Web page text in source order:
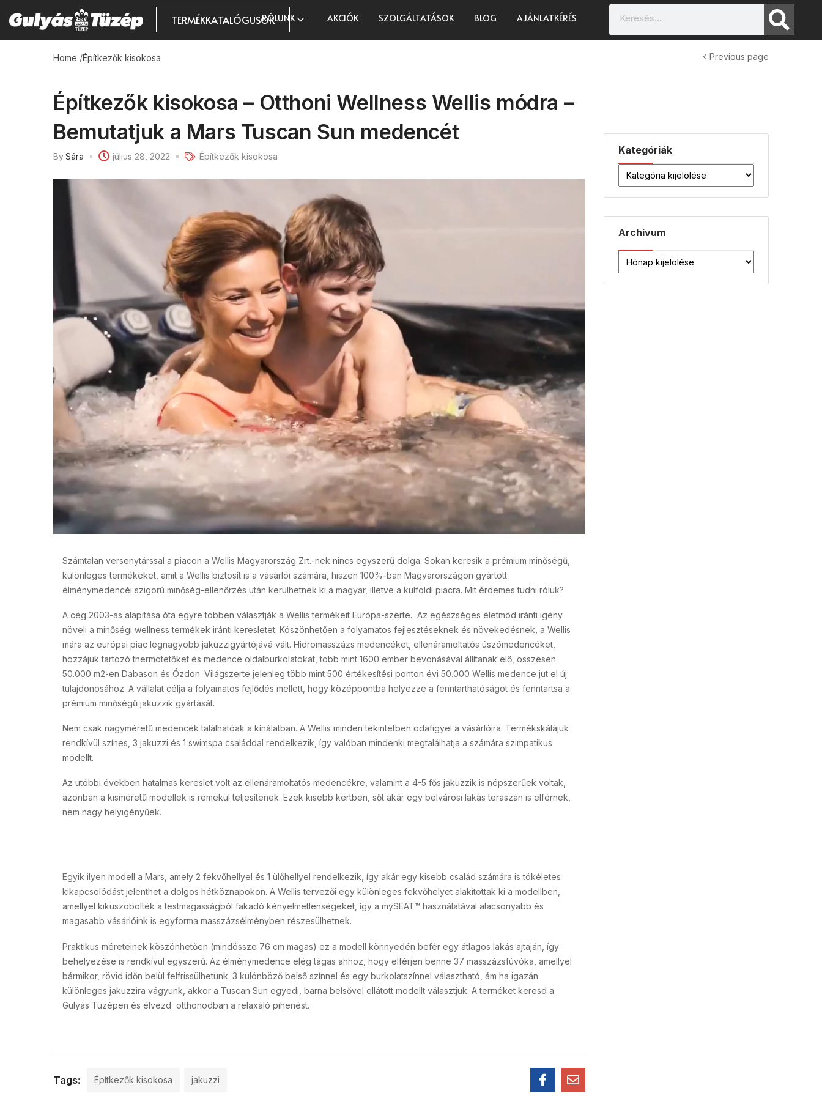
TERMÉKKATALÓGUSOKRÓLUNK AKCIÓK SZOLGÁLTATÁSOK BLOG AJÁNLATKÉRÉS
Home /Építkezők kisokosa Previous page
Kategóriák
Archívum
Építkezők kisokosa – Otthoni Wellness Wellis módra –
Bemutatjuk a Mars Tuscan Sun medencét
BySára július 28, 2022 Építkezők kisokosa
Számtalan versenytárssal a piacon a Wellis Magyarország Zrt.-nek nincs egyszerű dolga. Sokan keresik a prémium minőségű,
különleges termékeket, amit a Wellis biztosít is a vásárlói számára, hiszen 100%-ban Magyarországon gyártott
élménymedencéi szigorú minőség-ellenőrzés után kerülhetnek ki a magyar, illetve a külföldi piacra. Mit érdemes tudni róluk?
A cég 2003-as alapítása óta egyre többen választják a Wellis termékeit Európa-szerte. Az egészséges életmód iránti igény
növeli a minőségi wellness termékek iránti keresletet. Köszönhetően a folyamatos fejlesztéseknek és növekedésnek, a Wellis
mára az európai piac legnagyobb jakuzzigyártójává vált. Hidromasszázs medencéket, ellenáramoltatós úszómedencéket,
hozzájuk tartozó thermotetőket és medence oldalburkolatokat, több mint 1600 ember bevonásával állítanak elő, összesen
50.000 m2-en Dabason és Ózdon. Világszerte jelenleg több mint 500 értékesítési ponton évi 50.000 Wellis medence jut el új
tulajdonosához. A vállalat célja a folyamatos fejlődés mellett, hogy középpontba helyezze a fenntarthatóságot és fenntartsa a
prémium minőségű jakuzzik gyártását.
Nem csak nagyméretű medencék találhatóak a kínálatban. A Wellis minden tekintetben odafigyel a vásárlóira. Termékskálájuk
rendkívül színes, 3 jakuzzi és 1 swimspa családdal rendelkezik, így valóban mindenki megtalálhatja a számára szimpatikus
modellt.
Az utóbbi években hatalmas kereslet volt az ellenáramoltatós medencékre, valamint a 4-5 fős jakuzzik is népszerűek voltak,
azonban a kisméretű modellek is remekül teljesítenek. Ezek kisebb kertben, sőt akár egy belvárosi lakás teraszán is elférnek,
nem nagy helyigényűek.
Egyik ilyen modell a Mars, amely 2 fekvőhellyel és 1 ülőhellyel rendelkezik, így akár egy kisebb család számára is tökéletes
kikapcsolódást jelenthet a dolgos hétköznapokon. A Wellis tervezői egy különleges fekvőhelyet alakítottak ki a modellben,
amellyel kiküszöbölték a testmagasságból fakadó kényelmetlenségeket, így a mySEAT™ használatával alacsonyabb és
magasabb vásárlóink is egyforma masszázsélményben részesülhetnek.
Praktikus méreteinek köszönhetően (mindössze 76 cm magas) ez a modell könnyedén befér egy átlagos lakás ajtaján, így
behelyezése is rendkívül egyszerű. Az élménymedence elég tágas ahhoz, hogy elférjen benne 37 masszázsfúvóka, amellyel
bármikor, rövid időn belül felfrissülhetünk. 3 különböző belső színnel és egy burkolatszínnel választható, ám ha igazán
különleges jakuzzira vágyunk, akkor a Tuscan Sun egyedi, barna belsővel ellátott modellt választjuk. A terméket keresd a
Gulyás Tüzépen és élvezd otthonodban a relaxáló pihenést.
Tags: Építkezők kisokosa jakuzzi